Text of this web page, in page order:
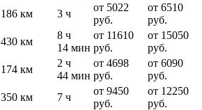
186 км 3 ч
от 5022
руб.
от 6510
руб.
430 км
8 ч
14 мин
от 11610
руб.
от 15050
руб.
174 км
2 ч
44 мин
от 4698
руб.
от 6090
руб.
350 км 7 ч
от 9450
руб.
от 12250
руб.